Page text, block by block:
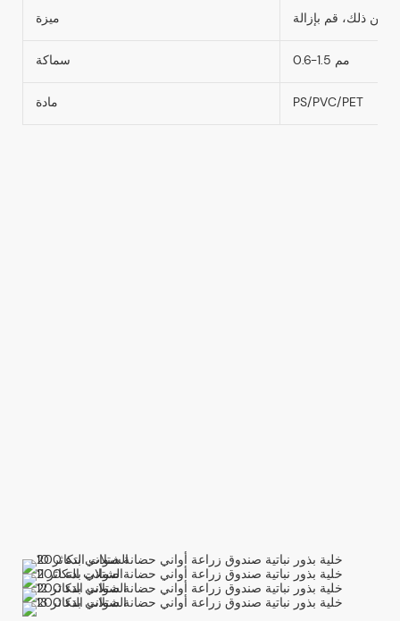
ميزة من ذلك، قم بإزالة
سماكة 0.6-1.5 مم
مادة PS/PVC/PET